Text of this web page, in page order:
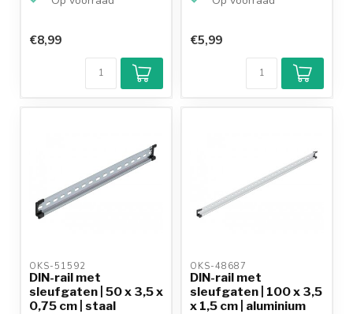
€8,99 €5,99
OKS-51592
DIN-rail met
sleufgaten | 50 x 3,5 x
0,75 cm | staal
OKS-48687
DIN-rail met
sleufgaten | 100 x 3,5
x 1,5 cm | aluminium